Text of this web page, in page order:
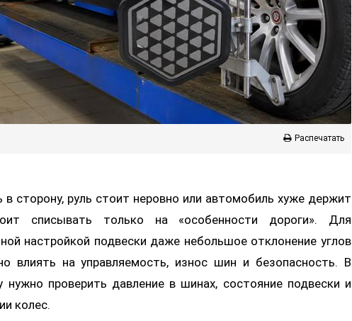
Распечатать
в сторону, руль стоит неровно или автомобиль хуже держит
списывать только на «особенности дороги». Для
настройкой подвески даже небольшое отклонение углов
влиять на управляемость, износ шин и безопасность. В
нужно проверить давление в шинах, состояние подвески и
колес.